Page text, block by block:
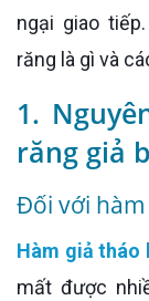
ngại giao
răng là gì và
1.
răng giả
Đối với
Hàm giả tháo
mất được